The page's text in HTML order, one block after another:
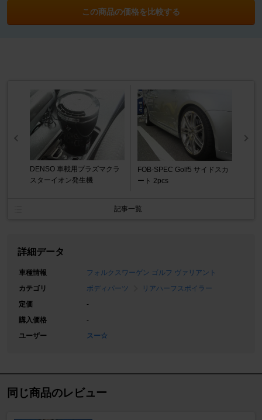
この商品の価格を比較する
DENSO 車載用プラズマクラ
スターイオン発生機
FOB-SPEC Golf5 サイドスカ
ート 2pcs
記事一覧
詳細データ
車種情報
フォルクスワーゲン ゴルフ ヴァリアント
カテゴリ
ボディパーツ
リアハーフスポイラー
定価
-
購入価格
-
ユーザー
スー☆
同じ商品のレビュー